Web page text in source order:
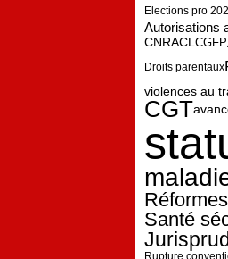
Elections pro
Autorisations
CNRACLCGFP
Droits parentaux
violences au
CGT
Réformes
Santé
Rupture